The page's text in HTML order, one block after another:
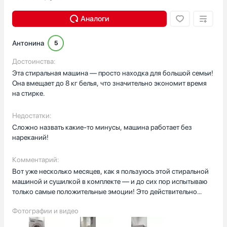
Аналоги
Антонина 5
Достоинства:
Эта стиральная машина — просто находка для большой семьи!
Она вмещает до 8 кг белья, что значительно экономит время
на стирке.
Недостатки:
Сложно назвать какие-то минусы, машина работает без
нареканий!
Комментарий:
Вот уже несколько месяцев, как я пользуюсь этой стиральной
машиной и сушилкой в комплекте — и до сих пор испытываю
только самые положительные эмоции! Это действительно
экономию времени.
Стиральная машина невероятно удобная и продуманная. На
Фотографии и видео